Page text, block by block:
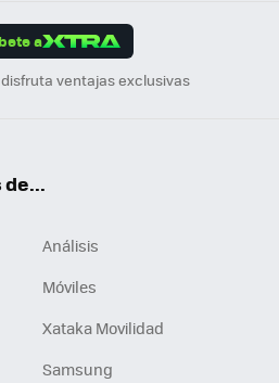
a
ventajas exclusivas
Análisis
Móviles
Xataka Movilidad
Samsung